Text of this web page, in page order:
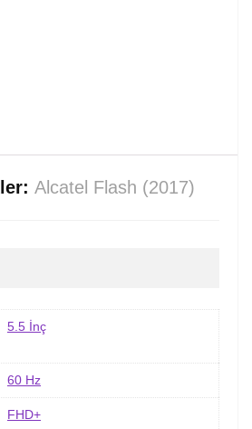
Alcatel Flash (2017)
5.5 İnç
60 Hz
FHD+